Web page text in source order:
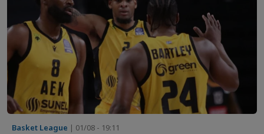
Basket League | 01/08 - 19:11